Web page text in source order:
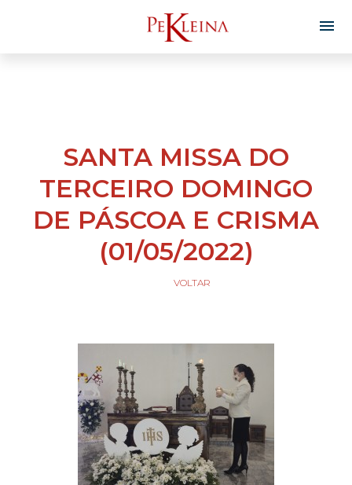
SANTA MISSA DO
TERCEIRO DOMINGO
DE PÁSCOA E CRISMA
(01/05/2022)
VOLTAR